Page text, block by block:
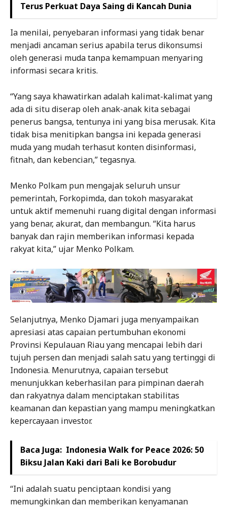
Terus Perkuat Daya Saing di Kancah Dunia
Ia menilai, penyebaran informasi yang tidak benar
menjadi ancaman serius apabila terus dikonsumsi
oleh generasi muda tanpa kemampuan menyaring
informasi secara kritis.
“Yang saya khawatirkan adalah kalimat-kalimat yang
ada di situ diserap oleh anak-anak kita sebagai
penerus bangsa, tentunya ini yang bisa merusak. Kita
tidak bisa menitipkan bangsa ini kepada generasi
muda yang mudah terhasut konten disinformasi,
fitnah, dan kebencian,” tegasnya.
Menko Polkam pun mengajak seluruh unsur
pemerintah, Forkopimda, dan tokoh masyarakat
untuk aktif memenuhi ruang digital dengan informasi
yang benar, akurat, dan membangun. “Kita harus
banyak dan rajin memberikan informasi kepada
rakyat kita,” ujar Menko Polkam.
Selanjutnya, Menko Djamari juga menyampaikan
apresiasi atas capaian pertumbuhan ekonomi
Provinsi Kepulauan Riau yang mencapai lebih dari
tujuh persen dan menjadi salah satu yang tertinggi di
Indonesia. Menurutnya, capaian tersebut
menunjukkan keberhasilan para pimpinan daerah
dan rakyatnya dalam menciptakan stabilitas
keamanan dan kepastian yang mampu meningkatkan
kepercayaan investor.
Baca Juga: Indonesia Walk for Peace 2026: 50
Biksu Jalan Kaki dari Bali ke Borobudur
“Ini adalah suatu penciptaan kondisi yang
memungkinkan dan memberikan kenyamanan